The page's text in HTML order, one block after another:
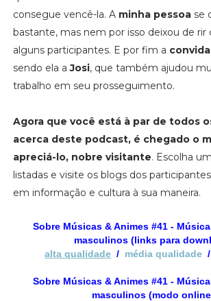
consegue vencê-la. A minha pessoase
bastante, mas nem por isso deixou de rir
alguns participantes. E por fim a
sendo ela aJosi, que também ajudou
trabalho em seu prosseguimento.
Agora que você está à par de todos
acerca deste podcast, é chegado o
apreciá-lo, nobre visitante. Escolha
listadas e visite os blogs dos
em informação e cultura à sua maneira.
Sobre Músicas & Animes #41 -
masculinos (links para
alta qualidade / média qualidade /
Sobre Músicas & Animes #41 -
masculinos(modo